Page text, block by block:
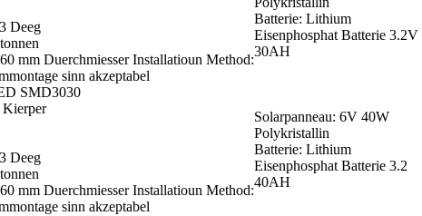
Deeg
mm Duerchmiesser Installatioun Method:
sinn akzeptabel
Batterie: Lithium
Eisenphosphat Batterie 3.2V
30AH
SMD3030
Deeg
mm Duerchmiesser Installatioun Method:
sinn akzeptabel
Solarpanneau: 6V 40W
Polykristallin
Batterie: Lithium
Eisenphosphat Batterie 3.2
40AH